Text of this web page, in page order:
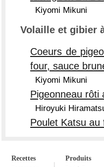
Kiyomi Mikuni
Volaille et gibier
Coeurs de
four, sauce
Kiyomi Mikuni
Pigeonneau rôti
Hiroyuki
Poulet Katsu
Recettes Produits